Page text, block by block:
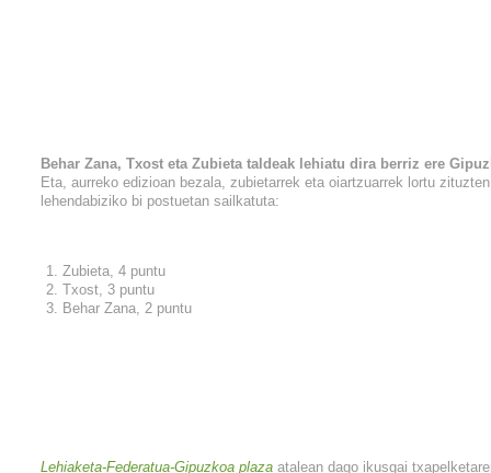
Behar Zana, Txost eta Zubieta taldeak lehiatu dira berriz ere
Eta, aurreko edizioan bezala, zubietarrek eta oiartzuarrek lortu
lehendabiziko bi postuetan sailkatuta:
Zubieta, 4 puntu
Txost, 3 puntu
Behar Zana, 2 puntu
Lehiaketa-Federatua-Gipuzkoa plaza atalean dago ikusgai